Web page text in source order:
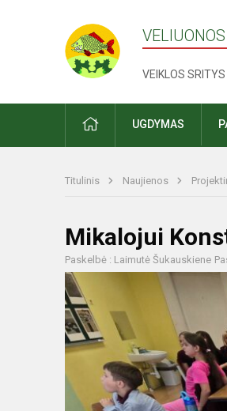
VEIKLOS SRITYS
PRADŽIAUGDYMAS
Titulinis Naujienos
Mikalojui
Paskelbė : Laimutė Šukauskiene